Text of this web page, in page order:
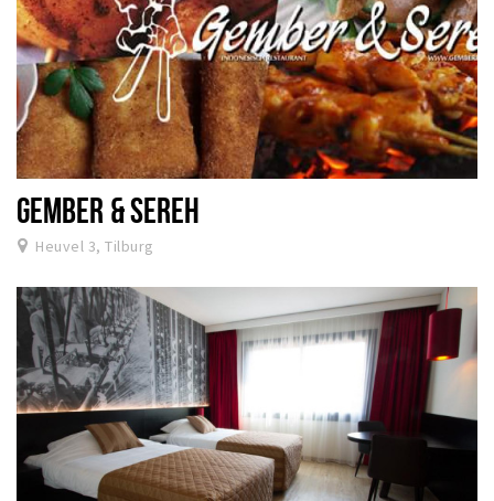
GEMBER & SEREH
Heuvel 3, Tilburg